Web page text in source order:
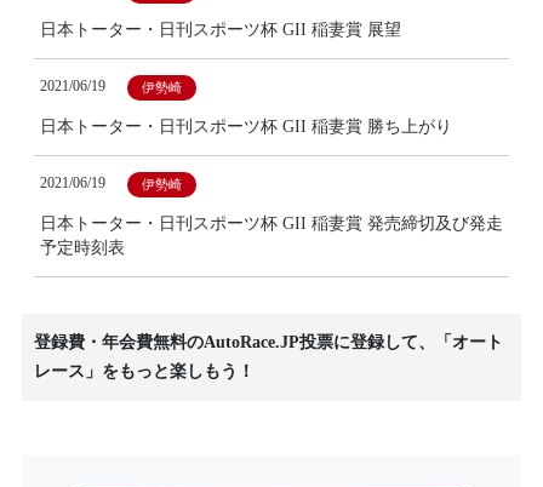
日本トーター・日刊スポーツ杯 GII 稲妻賞 展望
2021/06/19 伊勢崎
日本トーター・日刊スポーツ杯 GII 稲妻賞 勝ち上がり
2021/06/19 伊勢崎
日本トーター・日刊スポーツ杯 GII 稲妻賞 発売締切及び発走
予定時刻表
登録費・年会費無料のAutoRace.JP投票に登録して、「オート
レース」をもっと楽しもう！